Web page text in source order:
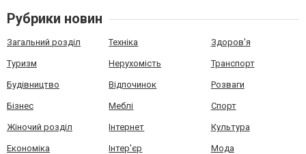
Рубрики новин
Загальний розділ Техніка Здоров'я
Туризм Нерухомість Транспорт
Будівництво Відпочинок Розваги
Бізнес Меблі Спорт
Жіночий розділ Інтернет Культура
Економіка Інтер'єр Мода